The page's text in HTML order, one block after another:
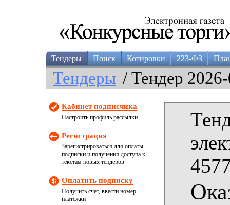
Тендеры Поиск Котировки 223-ФЗ
Тендеры / Тендер
Кабинет подписчика
Настроить профиль рассылки
Регистрация
Зарегистрироваться для оплаты
подписки и получения доступа к
текстам новых тендеров
Оплатить подписку
Получить счет, ввести номер
платежки